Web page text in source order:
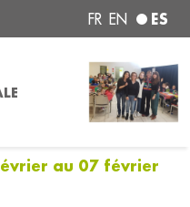
FR EN ES
au 07 février